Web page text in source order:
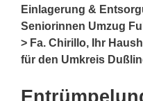
Einlagerung &
Seniorinnen Umzug
> Fa. Chirillo, Ihr
für den Umkreis